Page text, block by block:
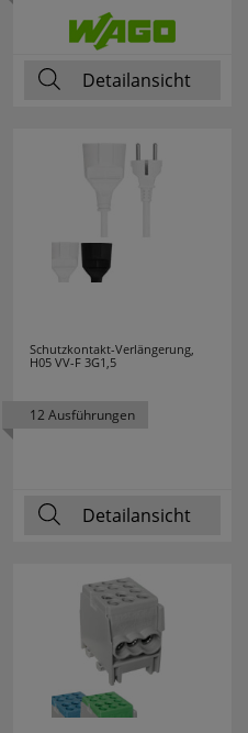
Detailansicht
Schutzkontakt-Verlängerung,
H05 VV-F 3G1,5
12 Ausführungen
Detailansicht
Auswahl
speichern